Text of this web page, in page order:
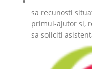
sa recunosti
primul-ajutor si,
sa soliciti